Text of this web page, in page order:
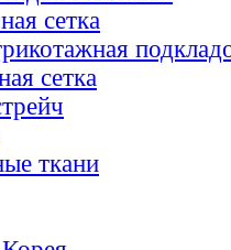
сетка
сетка
ткани